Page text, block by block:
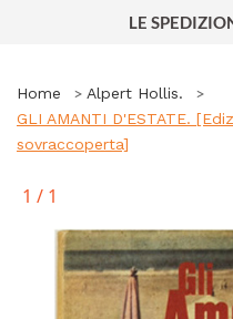
LE
Home
Alpert Hollis.
GLI AMANTI D'ESTATE.
sovraccoperta]
1 / 1